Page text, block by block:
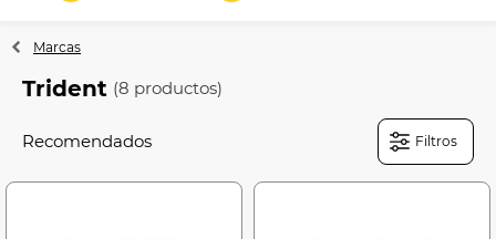
Marcas
Trident (8 productos)
Filtros